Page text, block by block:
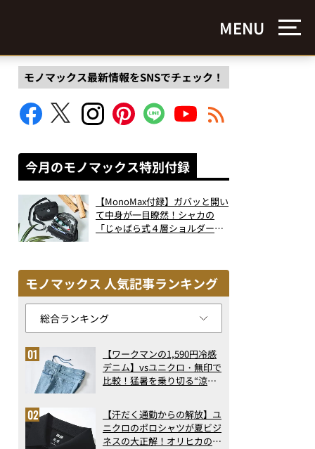
MENU
モノマックス最新情報をSNSでチェック！
今月のモノマックス特別付録
【MonoMax付録】ガバッと開い
て中身が一目瞭然！シャカの
「じゃばら式４層ショルダーバ
モノマックス 人気記事ランキング
【ワークマンの1,590円冷感
デニム】vsユニクロ・無印で
比較！猛暑を乗り切る“涼感
で決定版
【汗だく通勤からの解放】ユ
ニクロのポロシャツが夏ビジ
ネスの大正解！オリヒカの透